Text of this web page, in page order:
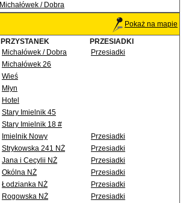
Michałówek / Dobra
Pokaż na mapie
PRZYSTANEK
PRZESIADKI
Michałówek / Dobra
Przesiadki
Michałówek 26
Wieś
Młyn
Hotel
Stary Imielnik 45
Stary Imielnik 18 #
Imielnik Nowy
Przesiadki
Strykowska 241 NŻ
Przesiadki
Jana i Cecylii NŻ
Przesiadki
Okólna NŻ
Przesiadki
Łodzianka NŻ
Przesiadki
Rogowska NŻ
Przesiadki